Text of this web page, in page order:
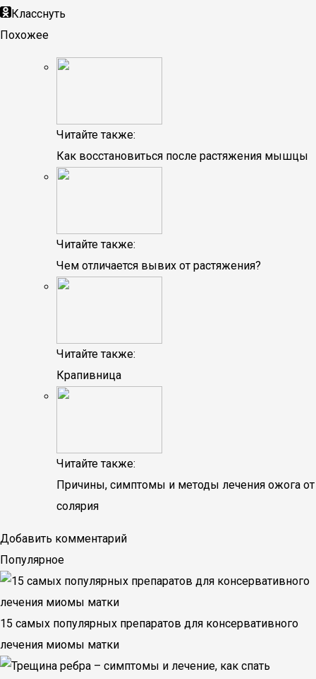
Класснуть
Похожее
Читайте также:
Как восстановиться после растяжения мышцы
Читайте также:
Чем отличается вывих от растяжения?
Читайте также:
Крапивница
Читайте также:
Причины, симптомы и методы лечения ожога от
солярия
Добавить комментарий
Популярное
15 самых популярных препаратов для консервативного
лечения миомы матки